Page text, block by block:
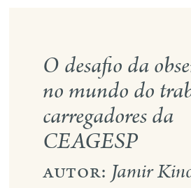
nossas
publicações
notícias
contato
O desafio da
no mundo do
carregadores da
CEAGESP
autor: Jamir